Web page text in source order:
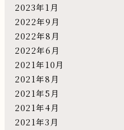
2023年1月
2022年9月
2022年8月
2022年6月
2021年10月
2021年8月
2021年5月
2021年4月
2021年3月